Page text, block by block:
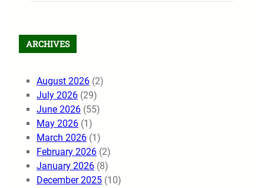
ARCHIVES
August 2026 (2)
July 2026 (29)
June 2026 (55)
May 2026 (1)
March 2026 (1)
February 2026 (2)
January 2026 (8)
December 2025 (10)